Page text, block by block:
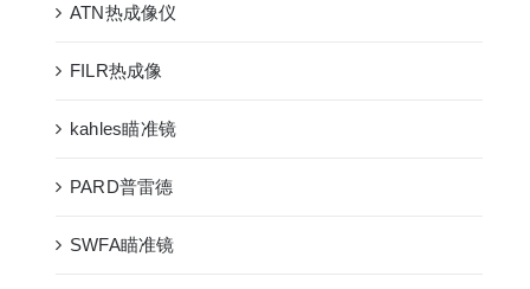
ATN热成像仪
FILR热成像
kahles瞄准镜
PARD普雷德
SWFA瞄准镜